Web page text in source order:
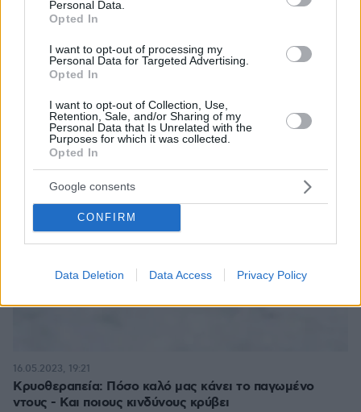
Personal Data.
Opted In
I want to opt-out of processing my
Personal Data for Targeted Advertising.
Opted In
I want to opt-out of Collection, Use,
Retention, Sale, and/or Sharing of my
Personal Data that Is Unrelated with the
Purposes for which it was collected.
Opted In
Google consents
CONFIRM
Data Deletion Data Access Privacy Policy
Κρυοθεραπεία: Πόσο καλό μας κάνει το παγωμένο
ντους - Και ποιους κινδύνους κρύβει
16.05.2023, 19:21